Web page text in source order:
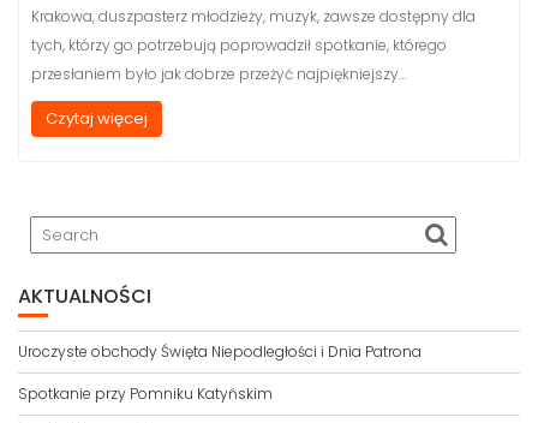
Krakowa, duszpasterz młodzieży, muzyk, zawsze dostępny dla
tych, którzy go potrzebują poprowadził spotkanie, którego
przesłaniem było jak dobrze przeżyć najpiękniejszy…
Czytaj więcej
AKTUALNOŚCI
Uroczyste obchody Święta Niepodległości i Dnia Patrona
Spotkanie przy Pomniku Katyńskim